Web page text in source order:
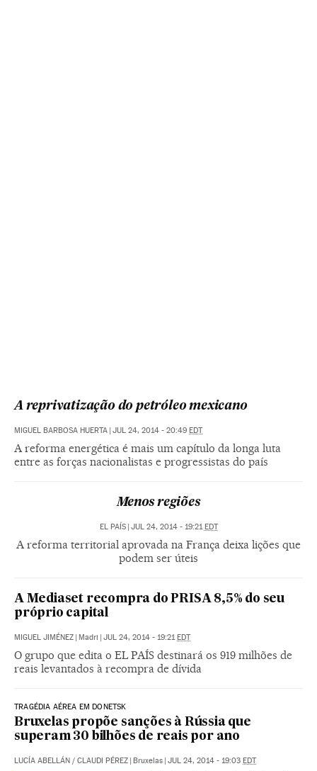
A reprivatização do petróleo mexicano
MIGUEL BARBOSA HUERTA JUL 24, 2014 - 20:49 EDT
A reforma energética é mais um capítulo da longa luta
entre as forças nacionalistas e progressistas do país
Menos regiões
EL PAÍS JUL 24, 2014 - 19:21 EDT
A reforma territorial aprovada na França deixa lições que
podem ser úteis
A Mediaset recompra do PRISA 8,5% do seu
próprio capital
MIGUEL JIMÉNEZ Madri JUL 24, 2014 - 19:21 EDT
O grupo que edita o EL PAÍS destinará os 919 milhões de
reais levantados à recompra de dívida
TRAGÉDIA AÉREA EM DONETSK
Bruxelas propõe sanções à Rússia que
superam 30 bilhões de reais por ano
LUCÍA ABELLÁN / CLAUDI PÉREZ Bruxelas JUL 24, 2014 - 19:03 EDT